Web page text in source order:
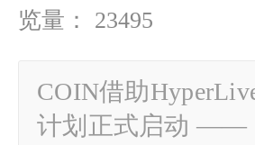
览量： 23495
COIN借助
计划正式启动 ——